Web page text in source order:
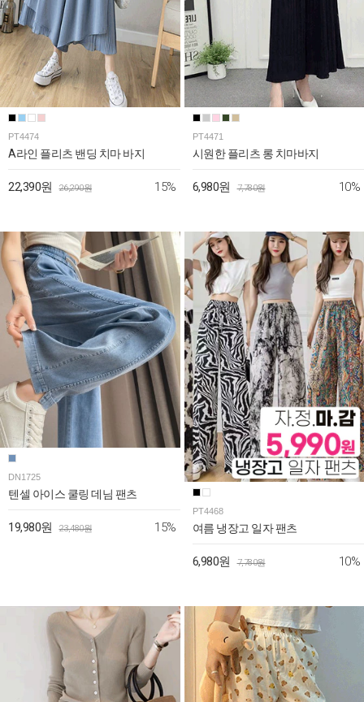
PT4474
A라인 플리츠 밴딩 치마 바지
22,390원 26,290원 15%
PT4471
시원한 플리츠 롱 치마바지
6,980원 7,780원 10%
DN1725
텐셀 아이스 쿨링 데님 팬츠
19,980원 23,480원 15%
PT4468
여름 냉장고 일자 팬츠
6,980원 7,780원 10%